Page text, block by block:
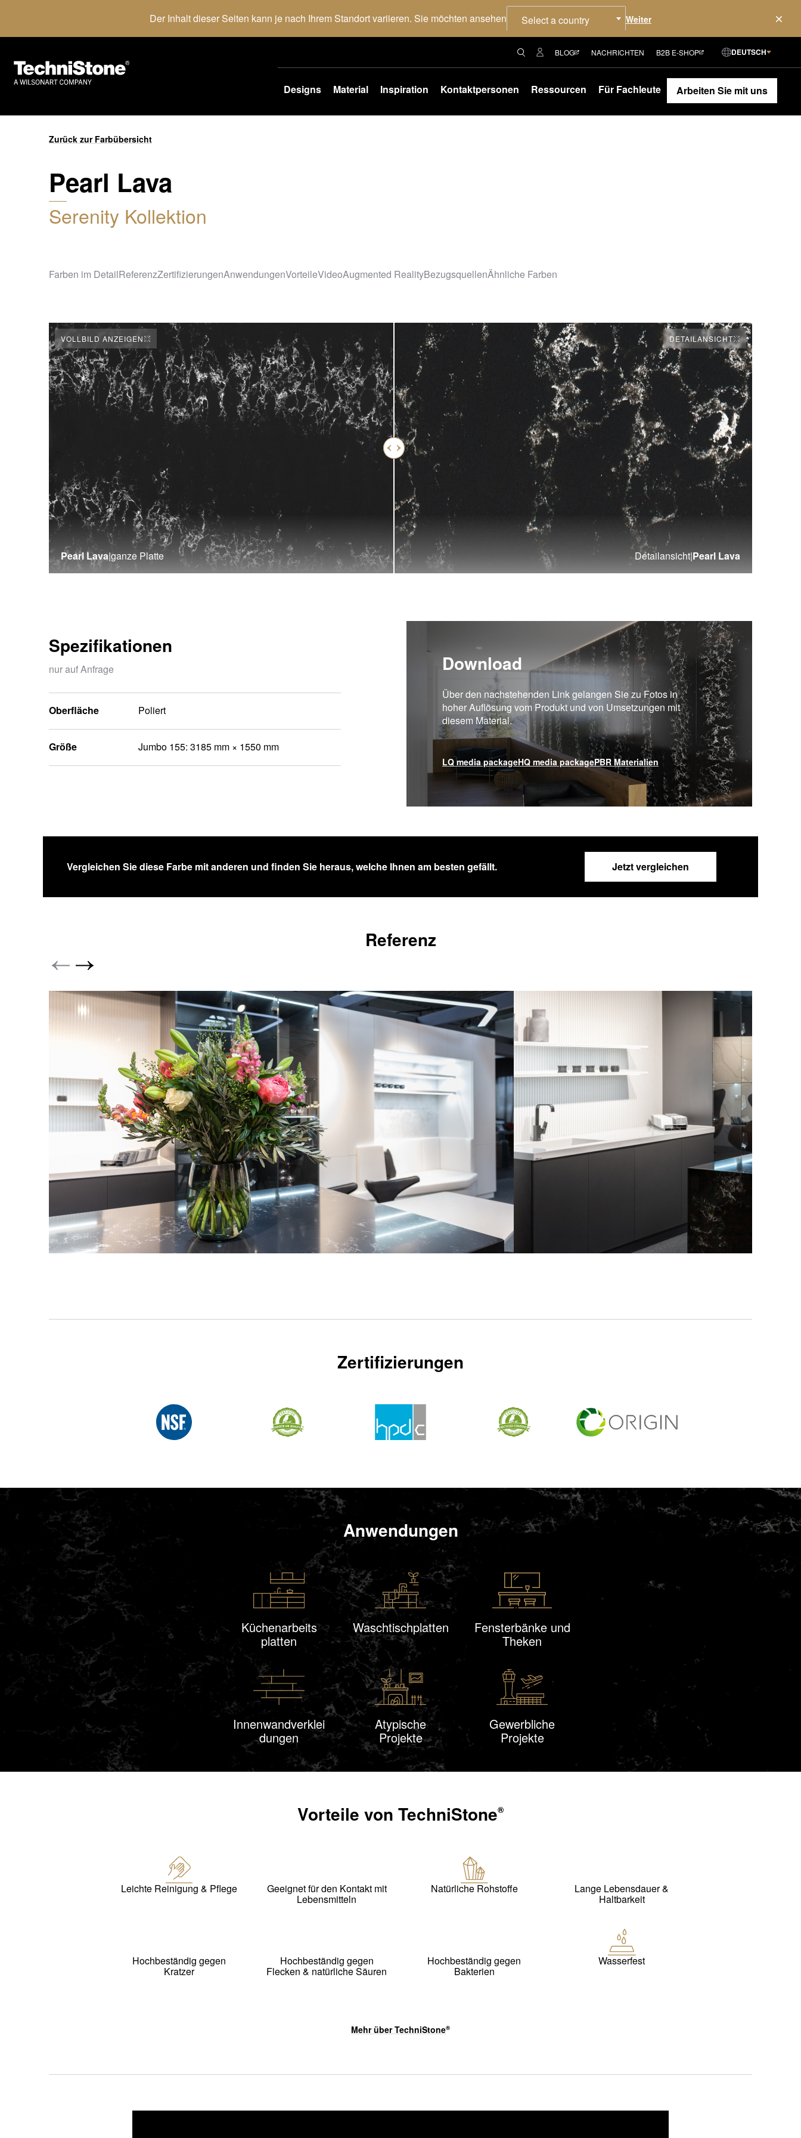
Der Inhalt dieser Seiten kann je nach Ihrem Standort variieren. Sie möchten ansehen Select a country
BLOG NACHRICHTEN B2B E-SHOP DEUTSCH
Designs Material Inspiration Kontaktpersonen Ressourcen Für Fachleute Arbeiten Sie mit uns
Zurück zur Farbübersicht
Pearl Lava
Serenity Kollektion
Farben im DetailReferenzZertifizierungenAnwendungenVorteileVideoAugmented RealityBezugsquellenÄhnliche Farben
VOLLBILD ANZEIGEN
Pearl Lava|ganze Platte
DETAILANSICHT
Detailansicht|Pearl Lava
Spezifikationen
nur auf Anfrage
Oberfläche Poliert
Größe Jumbo 155: 3185 mm × 1550 mm
Download
Über den nachstehenden Link gelangen Sie zu Fotos in
hoher Auflösung vom Produkt und von Umsetzungen mit
diesem Material.
LQ media packageHQ media packagePBR Materialien
Vergleichen Sie diese Farbe mit anderen und finden Sie heraus, welche Ihnen am besten gefällt. Jetzt vergleichen
Referenz
Zertifizierungen
Anwendungen
Küchenarbeits
platten
Waschtischplatten Fensterbänke und
Theken
Innenwandverklei
dungen
Atypische
Projekte
Gewerbliche
Projekte
Vorteile von TechniStone®
Leichte Reinigung & Pflege Geeignet für den Kontakt mit
Lebensmitteln
Natürliche Rohstoffe Lange Lebensdauer &
Haltbarkeit
Hochbeständig gegen
Kratzer
Hochbeständig gegen
Flecken & natürliche Säuren
Hochbeständig gegen
Bakterien
Wasserfest
Mehr überTechniStone®